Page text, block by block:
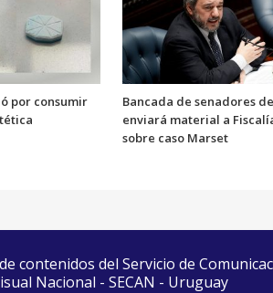
por consumir
Bancada de senadores
enviará material a
sobre caso Marset
contenidos del Servicio de
Nacional - SECAN - Uruguay